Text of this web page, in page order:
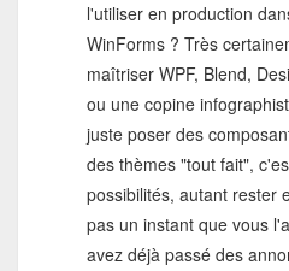
l'utiliser en production
WinForms ? Très
maîtriser WPF, Blend,
ou une copine
juste poser des
des thèmes "tout fait",
possibilités, autant rester
pas un instant que vous
avez déjà passé des